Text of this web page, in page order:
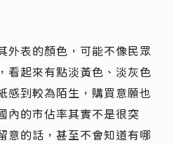
外表的顏色，可能不像民眾
看起來有點淡黃色、淡灰色
感到較為陌生，購買意願也
內的市佔率其實不是很突
意的話，甚至不會知道有哪